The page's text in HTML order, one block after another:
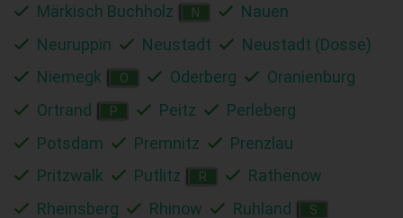
Märkisch Buchholz
N
Nauen
Neuruppin
Neustadt
Neustadt (Dosse)
Niemegk
O Oderberg
Oranienburg
Ortrand
P Peitz
Perleberg
Potsdam
Premnitz
Prenzlau
Pritzwalk
Putlitz R
Rathenow
Rheinsberg
Rhinow Ruhland S